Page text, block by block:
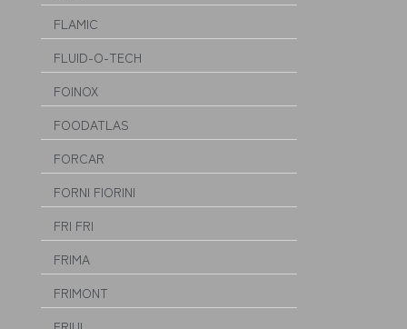
FLAMIC
FLUID-O-TECH
FOINOX
FOODATLAS
FORCAR
FORNI FIORINI
FRI FRI
FRIMA
FRIMONT